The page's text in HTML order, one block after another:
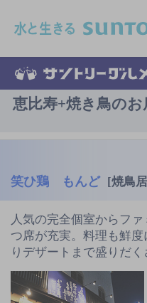
恵比寿+焼き鳥のお
笑ひ鶏 もんど [焼鳥
人気の完全個室からフ
つ席が充実。料理も鮮
りデザートまで盛りだ